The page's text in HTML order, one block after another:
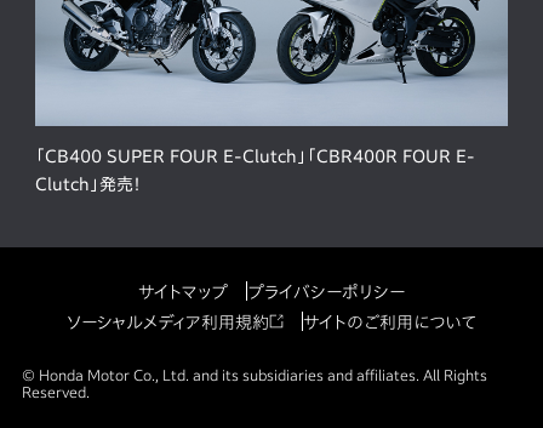
「CB400 SUPER FOUR E-Clutch」「CBR400R FOUR E-
Clutch」発売！
サイトマップ
プライバシーポリシー
ソーシャルメディア利用規約
サイトのご利用について
© Honda Motor Co., Ltd. and its subsidiaries and affiliates. All Rights
Reserved.